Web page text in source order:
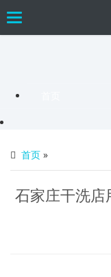
Toggle
首页 »
石家庄干洗店